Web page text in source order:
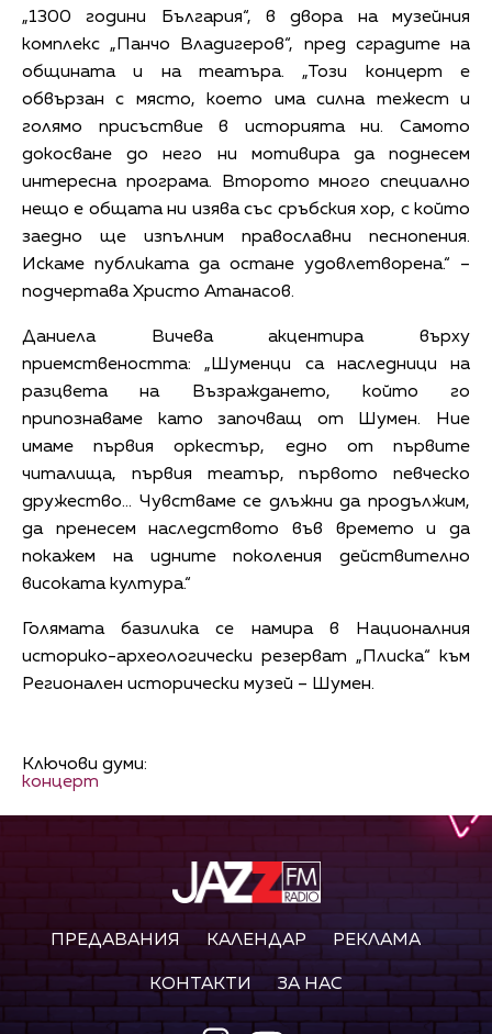
„1300 години България“, в двора на музейния
комплекс „Панчо Владигеров“, пред сградите на
общината и на театъра. „Този концерт е
обвързан с място, което има силна тежест и
голямо присъствие в историята ни. Самото
докосване до него ни мотивира да поднесем
интересна програма. Второто много специално
нещо е общата ни изява със сръбския хор, с който
заедно ще изпълним православни песнопения.
Искаме публиката да остане удовлетворена.“ –
подчертава Христо Атанасов.
Даниела Вичева акцентира върху
приемствеността: „Шуменци са наследници на
разцвета на Възраждането, който го
припознаваме като започващ от Шумен. Ние
имаме първия оркестър, едно от първите
читалища, първия театър, първото певческо
дружество... Чувстваме се длъжни да продължим,
да пренесем наследството във времето и да
покажем на идните поколения действително
високата култура.“
Голямата базилика се намира в Националния
историко-археологически резерват „Плиска“ към
Регионален исторически музей – Шумен.
Ключови думи:
концерт
ПРЕДАВАНИЯ КАЛЕНДАР РЕКЛАМА
КОНТАКТИ ЗА НАС